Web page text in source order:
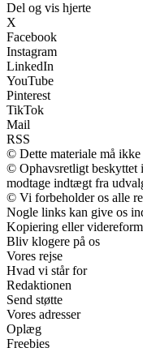
Del og vis hjerte
X
Facebook
Instagram
LinkedIn
YouTube
Pinterest
TikTok
Mail
RSS
© Dette materiale må ikke
© Ophavsretligt beskyttet
modtage indtægt fra
© Vi forbeholder os alle
Nogle links kan give os
Kopiering eller
Bliv klogere på os
Vores rejse
Hvad vi står for
Redaktionen
Send støtte
Vores adresser
Oplæg
Freebies